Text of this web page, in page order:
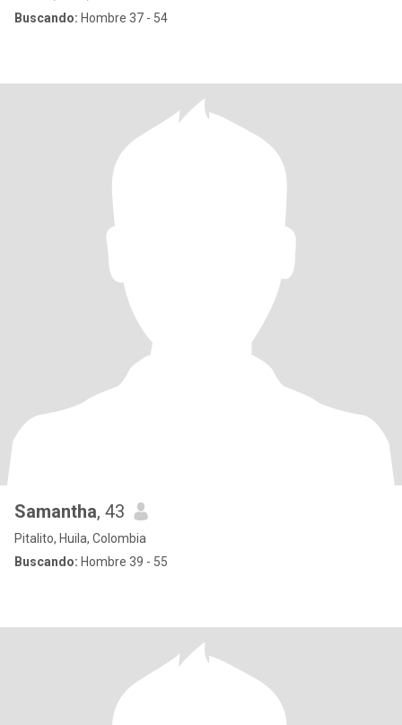
Buscando: Hombre 37 - 54
Samantha, 43
Pitalito, Huila, Colombia
Buscando: Hombre 39 - 55